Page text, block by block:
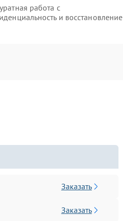
работа с
и восстановление
Заказать
Заказать